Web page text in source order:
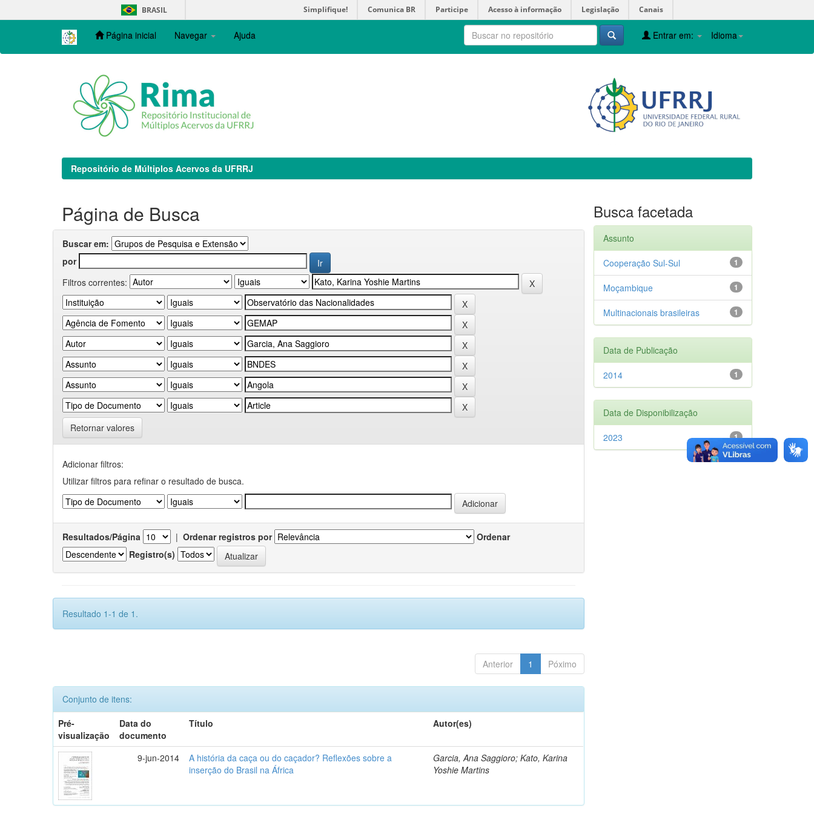
navigation
BRASIL Simplifique! Comunica BR Participe Acesso à informação Legislação Canais
Página inicial Navegar Ajuda Idioma
Entrar em:
Repositório de Múltiplos Acervos da UFRRJ
Página de Busca
Buscar em:
por
Filtros correntes:
Retornar valores
Adicionar filtros:
Utilizar filtros para refinar o resultado de busca.
Resultados/Página | Ordenar registros por
Ordenar
Registro(s)
Resultado 1-1 de 1.
Anterior 1 Póximo
Conjunto de itens:
Pré-
visualização
Data do
documento
Título Autor(es)
9-jun-2014
A história da caça ou do caçador? Reflexões sobre a
inserção do Brasil na África
Garcia, Ana Saggioro; Kato, Karina
Yoshie Martins
Busca facetada
Assunto
1
Cooperação Sul-Sul
1
Moçambique
1
Multinacionais brasileiras
Data de Publicação
1
2014
Data de Disponibilização
1
2023